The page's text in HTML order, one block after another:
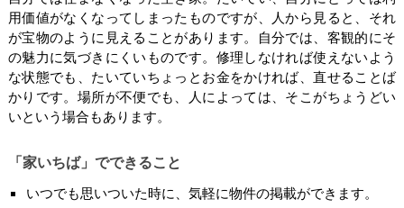
用価値がなくなってしまったものですが、人から見ると、それ
が宝物のように見えることがあります。自分では、客観的にそ
の魅力に気づきにくいものです。修理しなければ使えないよう
な状態でも、たいていちょっとお金をかければ、直せることば
かりです。場所が不便でも、人によっては、そこがちょうどい
いという場合もあります。
「家いちば」でできること
いつでも思いついた時に、気軽に物件の掲載ができます。